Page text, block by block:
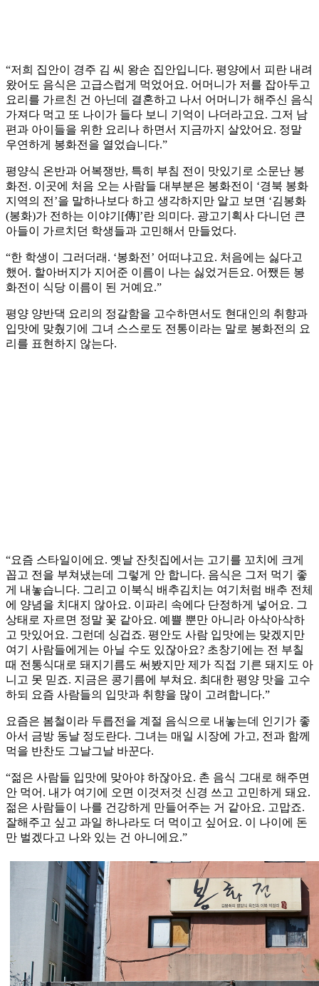
“저희 집안이 경주 김 씨 왕손 집안입니다. 평양에서 피란 내려
왔어도 음식은 고급스럽게 먹었어요. 어머니가 저를 잡아두고
요리를 가르친 건 아닌데 결혼하고 나서 어머니가 해주신 음식
가져다 먹고 또 나이가 들다 보니 기억이 나더라고요. 그저 남
편과 아이들을 위한 요리나 하면서 지금까지 살았어요. 정말
우연하게 봉화전을 열었습니다.”
평양식 온반과 어복쟁반, 특히 부침 전이 맛있기로 소문난 봉
화전. 이곳에 처음 오는 사람들 대부분은 봉화전이 ‘경북 봉화
지역의 전’을 말하나보다 하고 생각하지만 알고 보면 ‘김봉화
(봉화)가 전하는 이야기[傳]’란 의미다. 광고기획사 다니던 큰
아들이 가르치던 학생들과 고민해서 만들었다.
“한 학생이 그러더래. ‘봉화전’ 어떠냐고요. 처음에는 싫다고
했어. 할아버지가 지어준 이름이 나는 싫었거든요. 어쨌든 봉
화전이 식당 이름이 된 거예요.”
평양 양반댁 요리의 정갈함을 고수하면서도 현대인의 취향과
입맛에 맞췄기에 그녀 스스로도 전통이라는 말로 봉화전의 요
리를 표현하지 않는다.
“요즘 스타일이에요. 옛날 잔칫집에서는 고기를 꼬치에 크게
꼽고 전을 부쳐냈는데 그렇게 안 합니다. 음식은 그저 먹기 좋
게 내놓습니다. 그리고 이북식 배추김치는 여기처럼 배추 전체
에 양념을 치대지 않아요. 이파리 속에다 단정하게 넣어요. 그
상태로 자르면 정말 꽃 같아요. 예쁠 뿐만 아니라 아삭아삭하
고 맛있어요. 그런데 싱겁죠. 평안도 사람 입맛에는 맞겠지만
여기 사람들에게는 아닐 수도 있잖아요? 초창기에는 전 부칠
때 전통식대로 돼지기름도 써봤지만 제가 직접 기른 돼지도 아
니고 못 믿죠. 지금은 콩기름에 부쳐요. 최대한 평양 맛을 고수
하되 요즘 사람들의 입맛과 취향을 많이 고려합니다.”
요즘은 봄철이라 두릅전을 계절 음식으로 내놓는데 인기가 좋
아서 금방 동날 정도란다. 그녀는 매일 시장에 가고, 전과 함께
먹을 반찬도 그날그날 바꾼다.
“젊은 사람들 입맛에 맞아야 하잖아요. 촌 음식 그대로 해주면
안 먹어. 내가 여기에 오면 이것저것 신경 쓰고 고민하게 돼요.
젊은 사람들이 나를 건강하게 만들어주는 거 같아요. 고맙죠.
잘해주고 싶고 과일 하나라도 더 먹이고 싶어요. 이 나이에 돈
만 벌겠다고 나와 있는 건 아니에요.”